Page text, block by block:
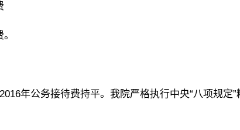
年公务接待费持平。我院严格执行中央“八项规